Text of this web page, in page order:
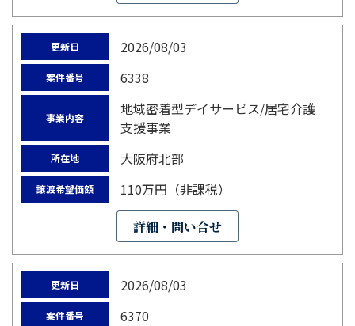
更新日 2026/08/03
案件番号 6338
事業内容
地域密着型デイサービス/居宅介護
支援事業
所在地 大阪府北部
譲渡希望価額 110万円（非課税）
詳細・問い合せ
更新日 2026/08/03
案件番号 6370